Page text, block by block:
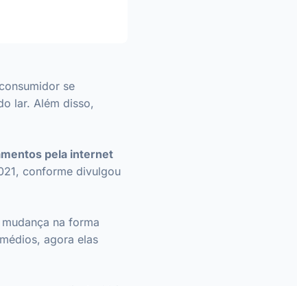
se
lar. Além disso,
pela internet
conforme divulgou
na forma
agora elas